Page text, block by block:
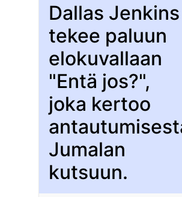
Dallas Jenkins
tekee paluun
elokuvallaan
"Entä jos?",
joka kertoo
Jumalan
kutsuun.